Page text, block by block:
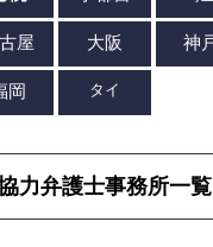
力弁護士事務所一覧